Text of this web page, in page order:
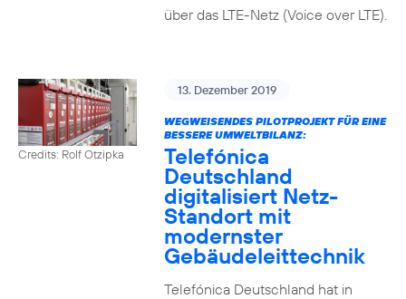
über das LTE-Netz (Voice over LTE).
Credits: Rolf Otzipka
13. Dezember 2019
WEGWEISENDES PILOTPROJEKT FÜR EINE
BESSERE UMWELTBILANZ:
Telefónica
Deutschland
digitalisiert Netz-
Standort mit
modernster
Gebäudeleittechnik
Telefónica Deutschland hat in